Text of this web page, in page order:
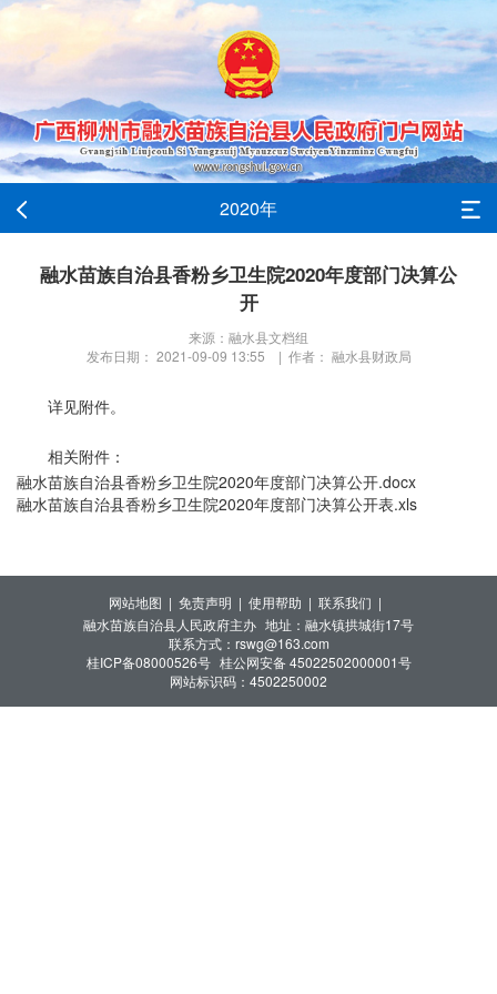
2020年
融水苗族自治县香粉乡卫生院2020年度部门决算公
开
来源：融水县文档组
发布日期： 2021-09-09 13:55 | 作者： 融水县财政局
详见附件。
相关附件：
融水苗族自治县香粉乡卫生院2020年度部门决算公开.docx
融水苗族自治县香粉乡卫生院2020年度部门决算公开表.xls
网站地图 | 免责声明 | 使用帮助 | 联系我们 |
融水苗族自治县人民政府主办 地址：融水镇拱城街17号
联系方式：rswg@163.com
桂ICP备08000526号 桂公网安备 45022502000001号
网站标识码：4502250002